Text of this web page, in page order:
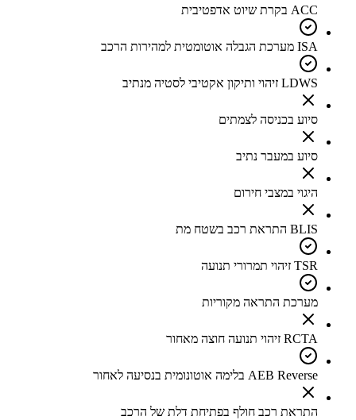
ACC בקרת שיוט אדפטיבית
ISA מערכת הגבלה אוטומטית למהירות הרכב
LDWS זיהוי ותיקון אקטיבי לסטיה מנתיב
סיוע בכניסה לצמתים
סיוע במעבר נתיב
היגוי במצבי חירום
BLIS התראת רכב בשטח מת
TSR זיהוי תמרורי תנועה
מערכת התראה מקוריות
RCTA זיהוי תנועה חוצה מאחור
AEB Reverse בלימה אוטונומית בנסיעה לאחור
התראת רכב חולף בפתיחת דלת של הרכב